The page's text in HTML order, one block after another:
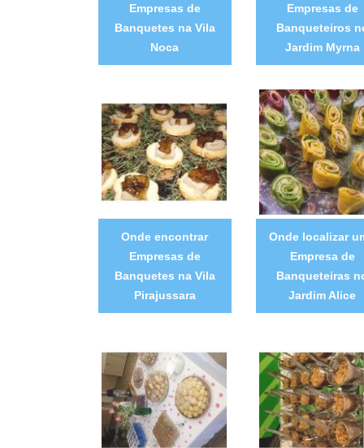
Empresas de
Banquetes na Vila
Noca
Empresas de
Banqueteiros
Jardim Myrna
Onde encontrar
Empresas de
Banquetes na Vila
Pirajussara
Onde localizar
Empresa de
Banqueteiras
Jardim Alice